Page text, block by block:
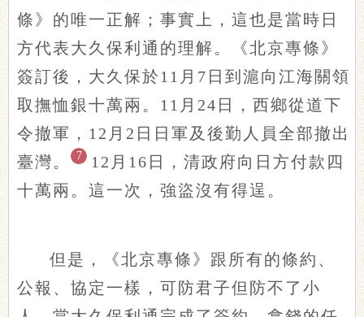
條》的唯一正解；事實上，這也是當時日
方代表大久保利通的理解。《北京專條》
簽訂後，大久保於11月7日到滬向江海關領
取撫恤銀十萬兩。11月24日，西鄉從道下
令撤軍，12月2日日軍及後勤人員全部撤出
臺灣。
7
12月16日，清政府向日方付款四
十萬兩。這一次，強盜沒有得逞。
但是，《北京專條》跟所有的條約、
公報、協定一樣，可防君子但防不了小